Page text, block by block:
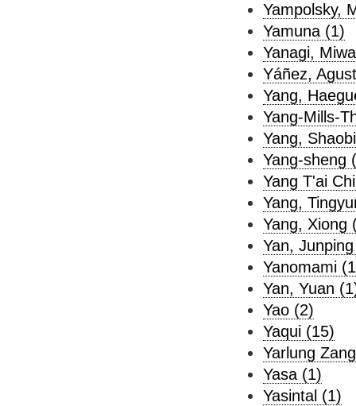
Yampolsky,
Yamuna (1)
Yanagi,
Yáñez,
Yang,
Yang-Mills-
Yang,
Yang-sheng
Yang T'ai
Yang,
Yang, Xiong
Yan,
Yanomami
Yan, Yuan
Yao (2)
Yaqui (15)
Yarlung
Yasa (1)
Yasintal (1)